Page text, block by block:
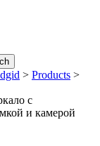
> Products >
с
и камерой